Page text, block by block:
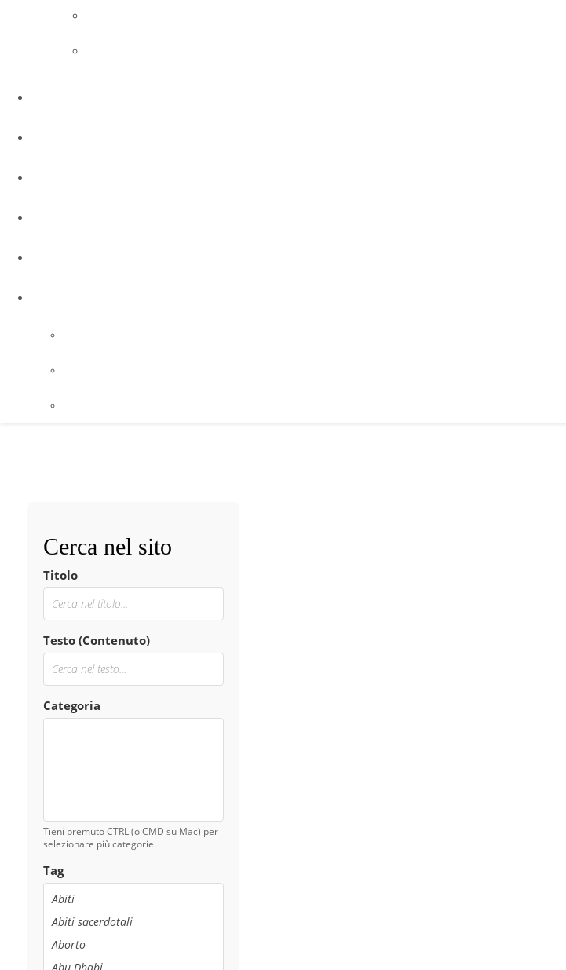
Cerca nel sito
Titolo
Testo (Contenuto)
Categoria
Tieni premuto CTRL (o CMD su Mac) per
selezionare più categorie.
Tag